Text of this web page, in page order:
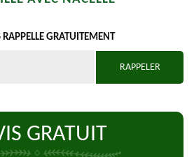
GRATUITEMENT
GRATUIT